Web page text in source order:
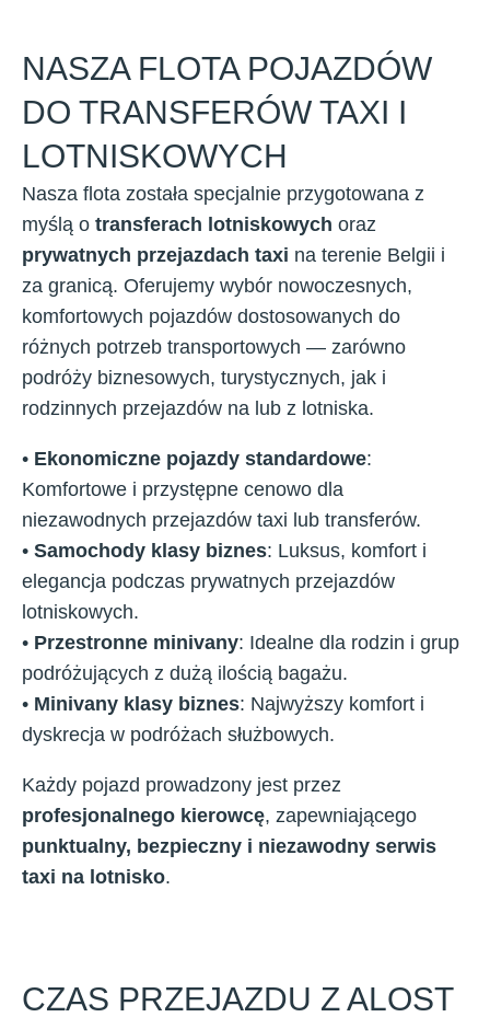
NASZA FLOTA POJAZDÓW
DO TRANSFERÓW TAXI I
LOTNISKOWYCH
Nasza flota została specjalnie przygotowana z
myślą o transferach lotniskowych oraz
prywatnych przejazdach taxi na terenie Belgii i
za granicą. Oferujemy wybór nowoczesnych,
komfortowych pojazdów dostosowanych do
różnych potrzeb transportowych — zarówno
podróży biznesowych, turystycznych, jak i
rodzinnych przejazdów na lub z lotniska.
• Ekonomiczne pojazdy standardowe:
Komfortowe i przystępne cenowo dla
niezawodnych przejazdów taxi lub transferów.
• Samochody klasy biznes: Luksus, komfort i
elegancja podczas prywatnych przejazdów
lotniskowych.
• Przestronne minivany: Idealne dla rodzin i grup
podróżujących z dużą ilością bagażu.
• Minivany klasy biznes: Najwyższy komfort i
dyskrecja w podróżach służbowych.
Każdy pojazd prowadzony jest przez
profesjonalnego kierowcę, zapewniającego
punktualny, bezpieczny i niezawodny serwis
taxi na lotnisko.
CZAS PRZEJAZDU Z ALOST